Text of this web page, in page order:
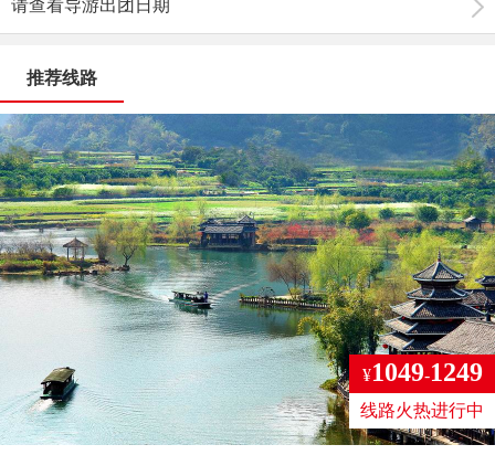
请查看导游出团日期
推荐线路
¥1049-1249
线路火热进行中